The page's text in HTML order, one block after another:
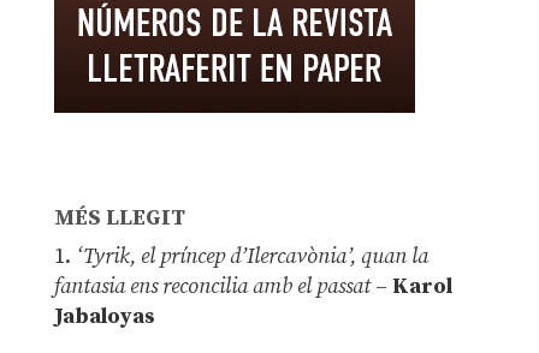
MÉS LLEGIT
1. ‘Tyrik, el príncep d’Ilercavònia’, quan la
fantasia ens reconcilia amb el passat– Karol
Jabaloyas